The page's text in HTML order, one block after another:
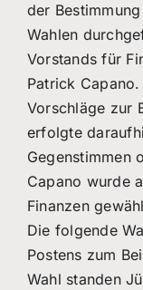
der
Wahlen
Vorstands für
Patrick
Vorschläge zur
erfolgte
Gegenstimmen
Capano wurde
Finanzen
Die folgende
Postens zum
Wahl standen